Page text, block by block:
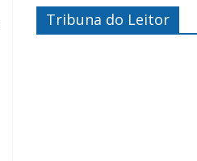
Tribuna do Leitor